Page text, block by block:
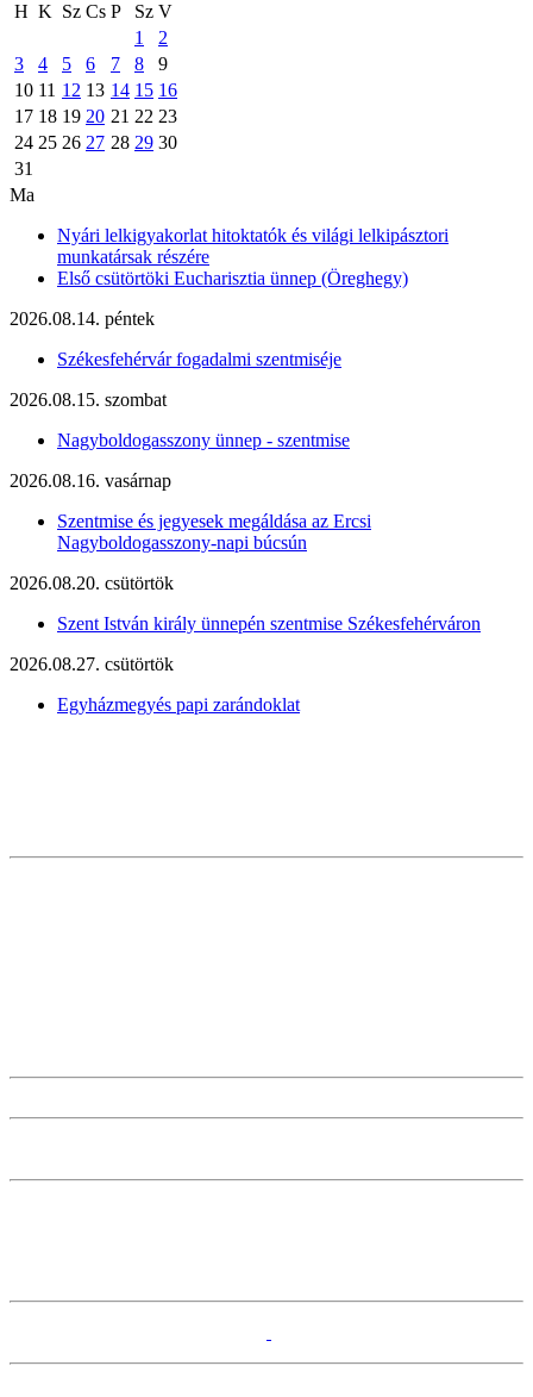
H K Sz Cs P Sz V
1
2
3
4 5 6 7 8
9
10 11 12 13 14 15 16
17 18 19 20 21 22 23
24 25 26 27 28 29 30
31
Ma
Nyári lelkigyakorlat hitoktatók és világi lelkipásztori
munkatársak részére
Első csütörtöki Eucharisztia ünnep (Öreghegy)
2026.08.14. péntek
Székesfehérvár fogadalmi szentmiséje
2026.08.15. szombat
Nagyboldogasszony ünnep - szentmise
2026.08.16. vasárnap
Szentmise és jegyesek megáldása az Ercsi
Nagyboldogasszony-napi búcsún
2026.08.20. csütörtök
Szent István király ünnepén szentmise Székesfehérváron
2026.08.27. csütörtök
Egyházmegyés papi zarándoklat